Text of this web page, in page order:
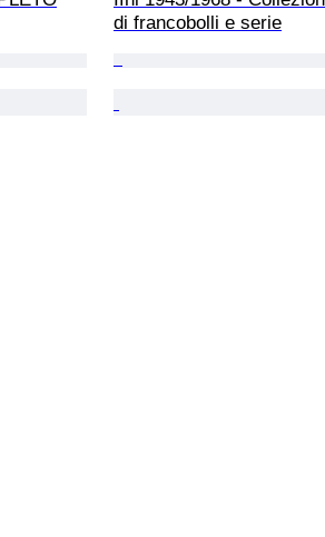
di francobolli e serie